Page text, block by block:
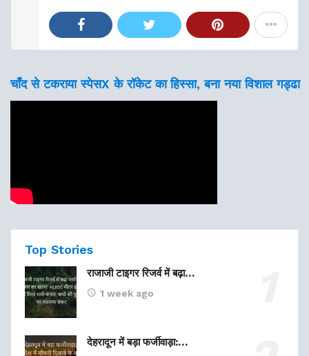
चाँद से टकराया स्पेसX के रॉकेट का हिस्सा, बना नया विशाल गड्ढा
Top Stories
राजाजी टाइगर रिजर्व में बढ़ा…
1 week ago
देहरादून में बड़ा फर्जीवाड़ा:…